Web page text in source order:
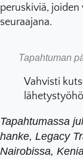
peruskiviä, joiden
seuraajana.
Tapahtuman
Vahvisti
Tapahtumassa
hanke, Legacy
Nairobissa,